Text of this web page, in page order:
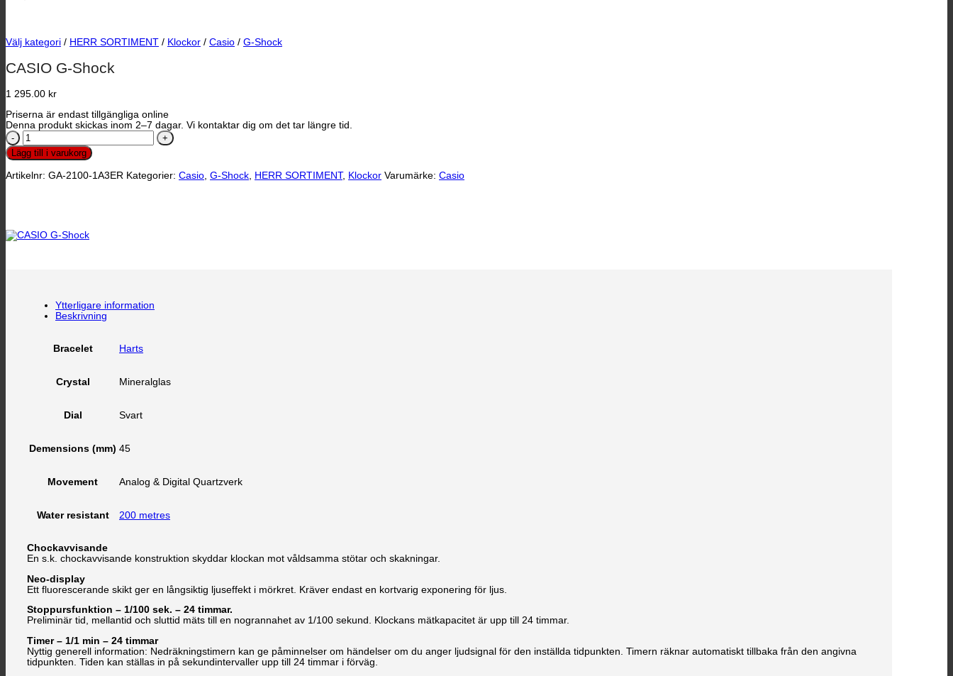
Välj kategori / HERR SORTIMENT / Klockor / Casio / G-Shock
CASIO G-Shock
1 295.00 kr
Priserna är endast tillgängliga online
Denna produkt skickas inom 2–7 dagar. Vi kontaktar dig om det tar längre tid.
CASIO
G-
Shock
Lägg till i varukorg
Artikelnr: GA-2100-1A3ER Kategorier: Casio G-Shock HERR SORTIMENT, Klockor Varumärke: Casio
Ytterligare information
Beskrivning
Bracelet Harts
Crystal Mineralglas
Dial Svart
Demensions (mm) 45
Movement Analog & Digital Quartzverk
Water resistant 200 metres
Chockavvisande
En s.k. chockavvisande konstruktion skyddar klockan mot våldsamma stötar och skakningar.
Neo-display
Ett fluorescerande skikt ger en långsiktig ljuseffekt i mörkret. Kräver endast en kortvarig exponering för ljus.
Stoppursfunktion – 1/100 sek. – 24 timmar.
Preliminär tid, mellantid och sluttid mäts till en nogrannahet av 1/100 sekund. Klockans mätkapacitet är upp till 24 timmar.
Timer – 1/1 min – 24 timmar
Nyttig generell information: Nedräkningstimern kan ge påminnelser om händelser om du anger ljudsignal för den inställda tidpunkten. Timern räknar automatiskt tillbaka från den angivna
tidpunkten. Tiden kan ställas in på sekundintervaller upp till 24 timmar i förväg.